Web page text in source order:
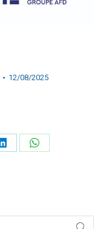
12/08/2025
Share
Share